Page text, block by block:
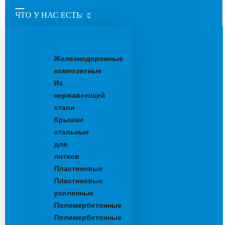
ЧТО У НАС ЕСТЬ:
Железнодорожные
композитные
Из
нержавеющей
стали
Крышки
стальные
для
лотков
Пластиковые
Пластиковые
усиленные
Полимербетонные
Полимербетонные